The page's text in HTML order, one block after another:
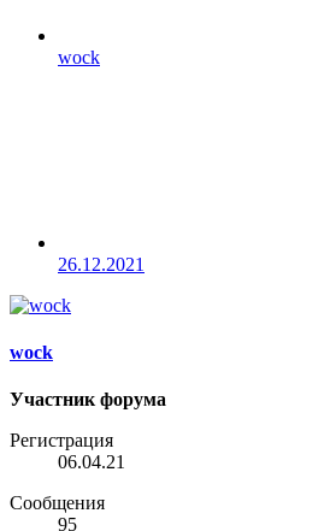
wock
26.12.2021
wock
Участник форума
Регистрация
06.04.21
Сообщения
95